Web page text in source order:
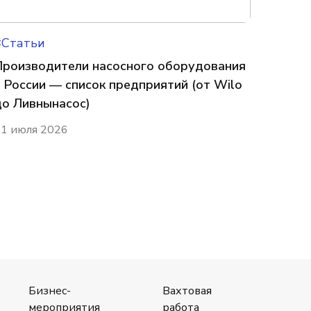
насосного оборудования
России — список предприятий (от Wilo
Ливнынасос)
июля 2026
Бизнес-
мероприятия
Вахтовая
работа